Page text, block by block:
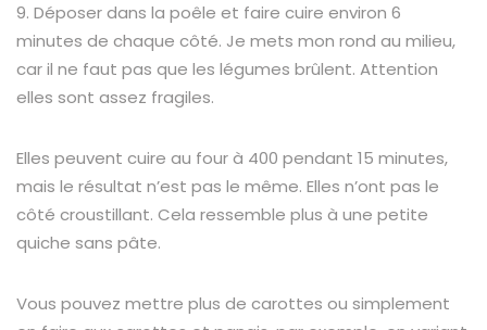
9. Déposer dans la poêle et faire cuire environ 6
minutes de chaque côté. Je mets mon rond au milieu,
car il ne faut pas que les légumes brûlent. Attention
elles sont assez fragiles.
Elles peuvent cuire au four à 400 pendant 15 minutes,
mais le résultat n’est pas le même. Elles n’ont pas le
côté croustillant. Cela ressemble plus à une petite
quiche sans pâte.
Vous pouvez mettre plus de carottes ou simplement